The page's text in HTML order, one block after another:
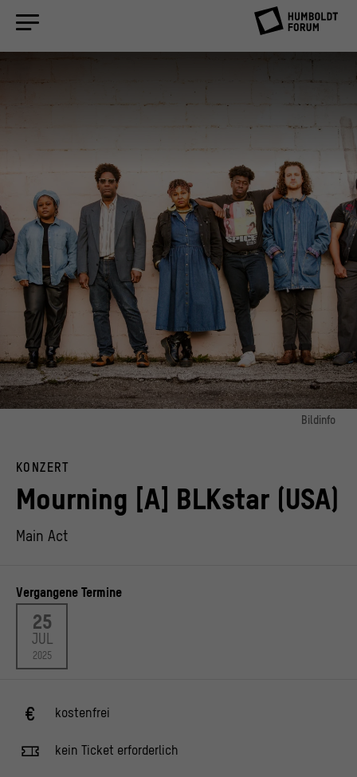
Bildinfo
KONZERT
Mourning [A] BLKstar (USA)
Main Act
Vergangene Termine
25
JUL
2025
kostenfrei
kein Ticket erforderlich